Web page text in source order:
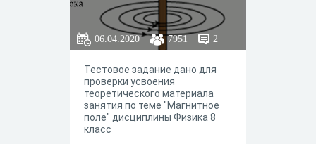
06.04.2020 7951 2
Тестовое задание дано для
проверки усвоения
теоретического материала
занятия по теме "Магнитное
поле" дисциплины Физика 8
класс